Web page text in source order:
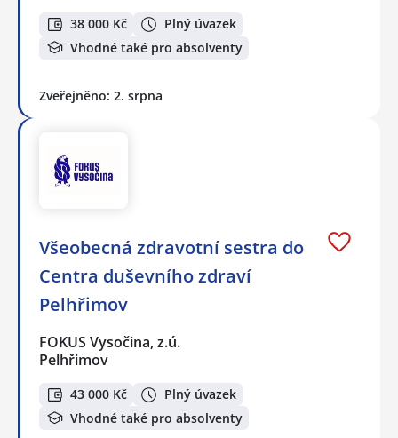
38 000 Kč
Plný úvazek
Vhodné také pro absolventy
Zveřejněno: 2. srpna
Všeobecná zdravotní sestra do
Centra duševního zdraví
Pelhřimov
FOKUS Vysočina, z.ú.
Pelhřimov
43 000 Kč
Plný úvazek
Vhodné také pro absolventy